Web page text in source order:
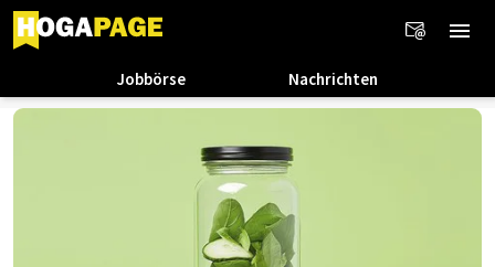
Jobbörse Nachrichten